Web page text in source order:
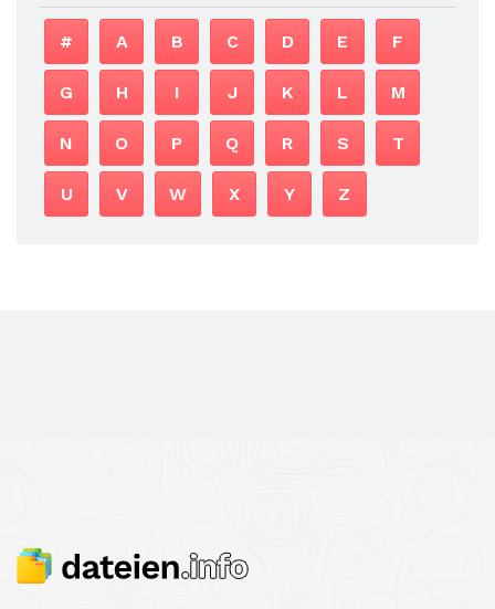
# A B C D E F
G H I J K L M
N O P Q R S T
U V W X Y Z